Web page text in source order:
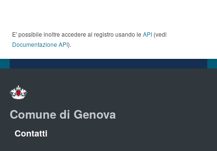
E' possibile inoltre accedere al registro usando le API (vedi
Documentazione API).
Comune di Genova
Contatti